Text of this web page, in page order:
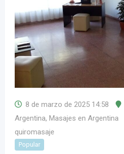
8 de marzo de 2025 14:58
Argentina, Masajes en Argentina
quiromasaje
Popular